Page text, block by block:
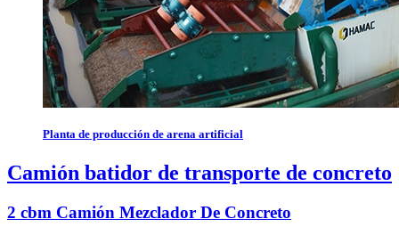
Planta de producción de arena artificial
Camión batidor de transporte de concreto
2 cbm Camión Mezclador De Concreto